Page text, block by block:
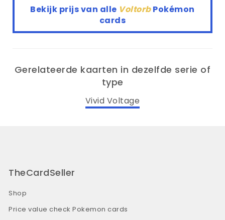
Bekijk prijs van alle VoltorbPokémon
cards
Gerelateerde kaarten in dezelfde serie of
type
Vivid Voltage
TheCardSeller
Shop
Price value check Pokemon cards